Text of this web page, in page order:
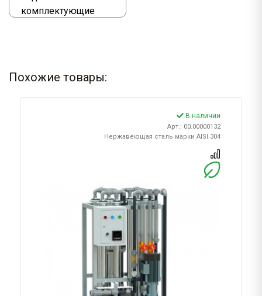
комплектующие
Похожие товары:
В наличии
Арт.: 00.00000132
Нержавеющая сталь марки AISI 304